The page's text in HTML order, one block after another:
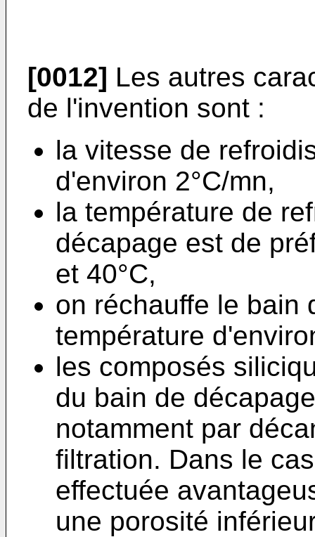
[0012] Les autres
de l'invention sont :
la vitesse de
d'environ 2°C/mn,
la température de
décapage est de
et 40°C,
on réchauffe le bain
température
les composés
du bain de
notamment par
filtration. Dans le
effectuée
une porosité